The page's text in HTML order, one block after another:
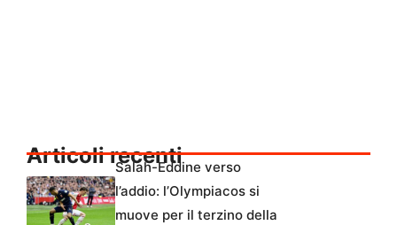
Articoli recenti
Salah-Eddine verso
l’addio: l’Olympiacos si
muove per il terzino della